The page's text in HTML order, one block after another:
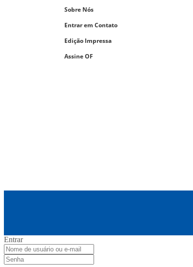
Sobre Nós
Entrar em Contato
Edição Impressa
Assine OF
Entrar